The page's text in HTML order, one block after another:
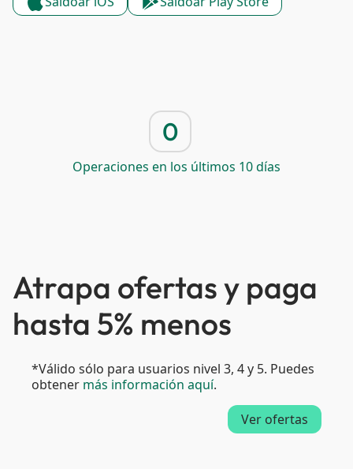
0
Operaciones en los últimos 10 días
Atrapa ofertas y paga
hasta 5% menos
*Válido sólo para usuarios nivel 3, 4 y 5. Puedes
obtener más información aquí.
Ver ofertas